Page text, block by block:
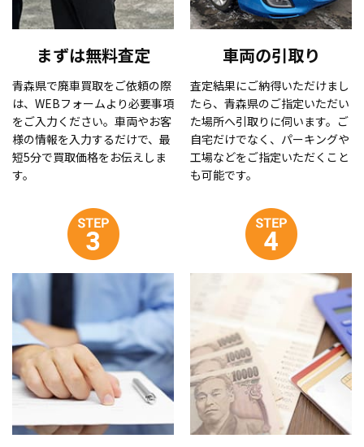
まずは無料査定
青森県で廃車買取をご依頼の際
は、WEBフォームより必要事項
をご入力ください。車両やお客
様の情報を入力するだけで、最
短5分で買取価格をお伝えしま
す。
車両の引取り
査定結果にご納得いただけまし
たら、青森県のご指定いただい
た場所へ引取りに伺います。ご
自宅だけでなく、パーキングや
工場などをご指定いただくこと
も可能です。